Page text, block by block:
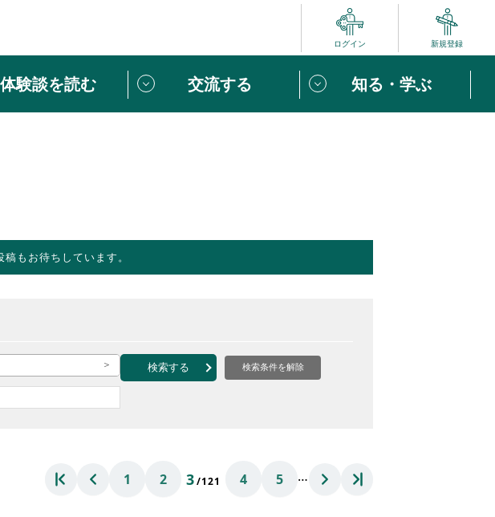
ログイン 新規登録
ボランティアはじめての方へ
ボランティア みんなのVOICE
体験談を読む 交流する 知る・学ぶ
スペシャルインタビュー
ボランティアはじめの一歩
ボランティア関連ニュース（外部記事）
もお待ちしています。
検索する 検索条件を解除
1 2 3/121 4 5 …